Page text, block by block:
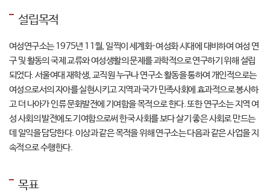
설립목적
여성연구소는 1975년 11월, 일찍이 세계화·여성화 시대에 대비하여 여성 연
구 및 활동의 국제 교류와 여성생활의 문제를 과학적으로 연구하기 위해 설립
되었다. 서울여대 재학생, 교직원 누구나 연구소 활동을 통하여 개인적으로는
여성으로서의 자아를 실현시키고 지역과 국가 민족사회에 효과적으로 봉사하
고 더 나아가 인류 문화발전에 기여함을 목적으로 한다. 또한 연구소는 지역 여
성 사회의 발전에도 기여함으로써 한국 사회를 보다 살기 좋은 사회로 만드는
데 일익을 담당한다. 이상과 같은 목적을 위해 연구소는 다음과 같은 사업을 지
속적으로 수행한다.
목표